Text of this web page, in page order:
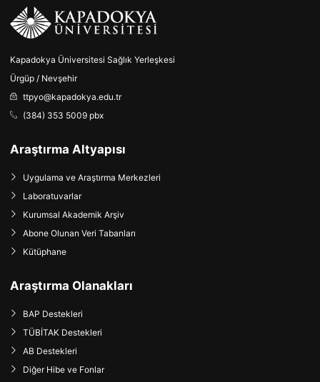
Kapadokya Üniversitesi Sağlık Yerleşkesi
Ürgüp / Nevşehir
ttpyo@kapadokya.edu.tr
(384) 353 5009 pbx
Araştırma Altyapısı
Uygulama ve Araştırma Merkezleri
Laboratuvarlar
Kurumsal Akademik Arşiv
Abone Olunan Veri Tabanları
Kütüphane
Araştırma Olanakları
BAP Destekleri
TÜBİTAK Destekleri
AB Destekleri
Diğer Hibe ve Fonlar